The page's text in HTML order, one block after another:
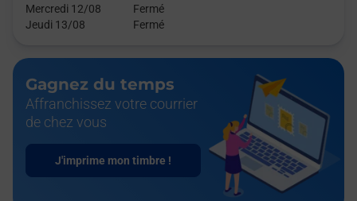
Mercredi 12/08
Fermé
Jeudi 13/08
Fermé
Gagnez du temps
Affranchissez votre courrier
de chez vous
J'imprime mon timbre !